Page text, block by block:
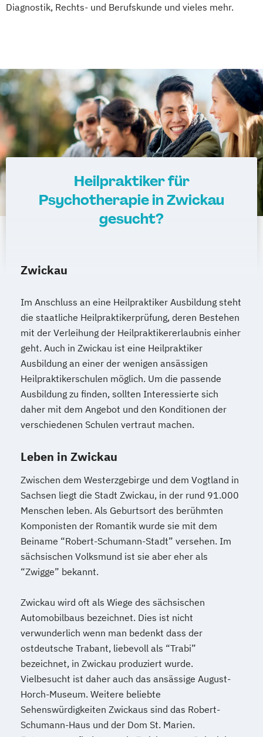
Diagnostik, Rechts- und Berufskunde und vieles mehr.
Heilpraktiker für
Psychotherapie in Zwickau
gesucht?
Zwickau
Im Anschluss an eine Heilpraktiker Ausbildung steht
die staatliche Heilpraktikerprüfung, deren Bestehen
mit der Verleihung der Heilpraktikererlaubnis einher
geht. Auch in Zwickau ist eine Heilpraktiker
Ausbildung an einer der wenigen ansässigen
Heilpraktikerschulen möglich. Um die passende
Ausbildung zu finden, sollten Interessierte sich
daher mit dem Angebot und den Konditionen der
verschiedenen Schulen vertraut machen.
Leben in Zwickau
Zwischen dem Westerzgebirge und dem Vogtland in
Sachsen liegt die Stadt Zwickau, in der rund 91.000
Menschen leben. Als Geburtsort des berühmten
Komponisten der Romantik wurde sie mit dem
Beiname “Robert-Schumann-Stadt” versehen. Im
sächsischen Volksmund ist sie aber eher als
“Zwigge” bekannt.
Zwickau wird oft als Wiege des sächsischen
Automobilbaus bezeichnet. Dies ist nicht
verwunderlich wenn man bedenkt dass der
ostdeutsche Trabant, liebevoll als “Trabi”
bezeichnet, in Zwickau produziert wurde.
Vielbesucht ist daher auch das ansässige August-
Horch-Museum. Weitere beliebte
Sehenswürdigkeiten Zwickaus sind das Robert-
Schumann-Haus und der Dom St. Marien.